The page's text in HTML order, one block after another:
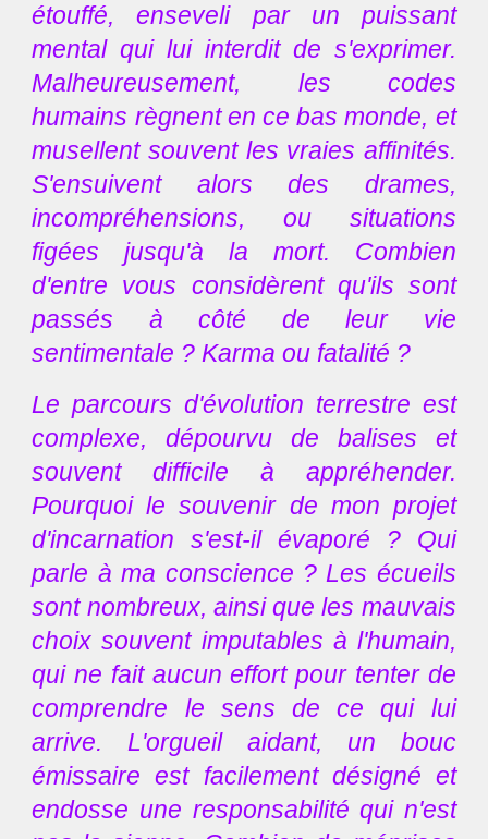
étouffé, enseveli par un puissant
mental qui lui interdit de s'exprimer.
Malheureusement, les codes
humains règnent en ce bas monde, et
musellent souvent les vraies affinités.
S'ensuivent alors des drames,
incompréhensions, ou situations
figées jusqu'à la mort. Combien
d'entre vous considèrent qu'ils sont
passés à côté de leur vie
sentimentale ? Karma ou fatalité ?
Le parcours d'évolution terrestre est
complexe, dépourvu de balises et
souvent difficile à appréhender.
Pourquoi le souvenir de mon projet
d'incarnation s'est-il évaporé ? Qui
parle à ma conscience ? Les écueils
sont nombreux, ainsi que les mauvais
choix souvent imputables à l'humain,
qui ne fait aucun effort pour tenter de
comprendre le sens de ce qui lui
arrive. L'orgueil aidant, un bouc
émissaire est facilement désigné et
endosse une responsabilité qui n'est